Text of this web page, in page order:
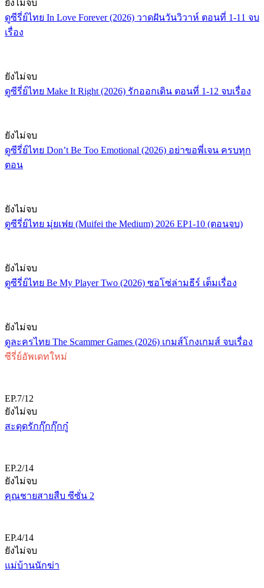
ยังไม่จบ
ดูซีรี่ย์ไทย In Love Forever (2026) วาดฝันวันวิวาห์ ตอนที่ 1-11 จบ
เรื่อง
ยังไม่จบ
ดูซีรี่ย์ไทย Make It Right (2026) รักออกเดิน ตอนที่ 1-12 จบเรื่อง
ยังไม่จบ
ดูซีรี่ย์ไทย Don’t Be Too Emotional (2026) อย่าขอพี่เจน ครบทุก
ตอน
ยังไม่จบ
ดูซีรี่ย์ไทย มุ่ยเฟย (Muifei the Medium) 2026 EP1-10 (ตอนจบ)
ยังไม่จบ
ดูซีรี่ย์ไทย Be My Player Two (2026) ซอโซ่ล่ามธีร์ เต็มเรื่อง
ยังไม่จบ
ดูละครไทย The Scammer Games (2026) เกมส์โกงเกมส์ จบเรื่อง
ซีรี่ย์อัพเดทใหม่
EP.7/12
ยังไม่จบ
สะดุดรักกุ๊กกุ๊กกู๋
EP.2/14
ยังไม่จบ
คุณชายสายสืบ ซีซั่น 2
EP.4/14
ยังไม่จบ
แม่บ้านนักฆ่า